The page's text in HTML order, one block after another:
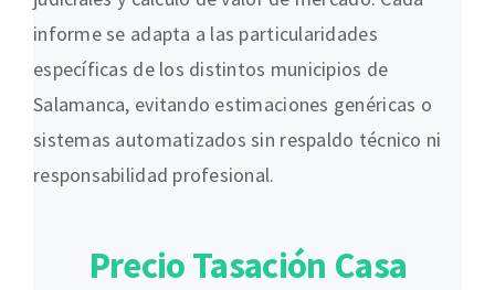
informe se adapta a las particularidades
específicas de los distintos municipios de
Salamanca, evitando estimaciones genéricas o
sistemas automatizados sin respaldo técnico ni
responsabilidad profesional.
Precio Tasación Casa